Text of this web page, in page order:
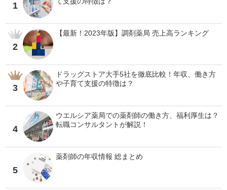
1
2
【最新！2023年版】調剤薬局 売上高ランキング
3
ドラッグストア大手5社を徹底比較！年収、働き方
や子育て支援の特徴は？
4
ウエルシア薬局での薬剤師の働き方、福利厚生は？
転職コンサルタントが解説！
5
薬剤師の年収情報 総まとめ